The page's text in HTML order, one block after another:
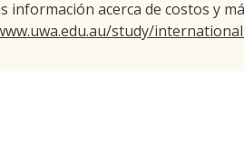
información acerca de costos y
uwa.edu.au/study/